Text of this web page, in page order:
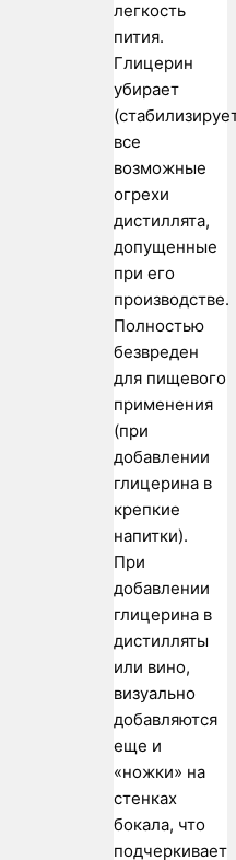
легкость
пития.
Глицерин
убирает
все
возможные
огрехи
дистиллята,
допущенные
при его
производстве.
Полностью
безвреден
для пищевого
применения
(при
добавлении
глицерина в
крепкие
напитки).
При
добавлении
глицерина в
дистилляты
или вино,
визуально
добавляются
еще и
«ножки» на
стенках
бокала, что
подчеркивает